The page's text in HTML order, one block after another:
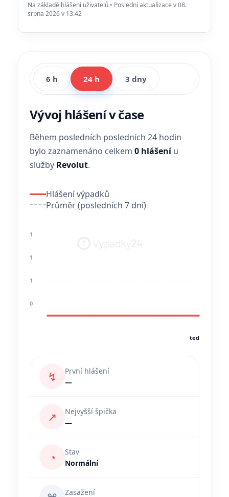
Na základě hlášení uživatelů • Poslední aktualizace v 08.
srpna 2026 v 13:42
6 h 24 h 3 dny
Vývoj hlášení v čase
Během posledních posledních 24 hodin
bylo zaznamenáno celkem 0 hlášeníu
služby Revolut.
Hlášení výpadků
Průměr (posledních 7 dní)
1
1
1
0
teď
↯
První hlášení
—
↗
Nejvyšší špička
—
◔
Stav
Normální
Zasažení